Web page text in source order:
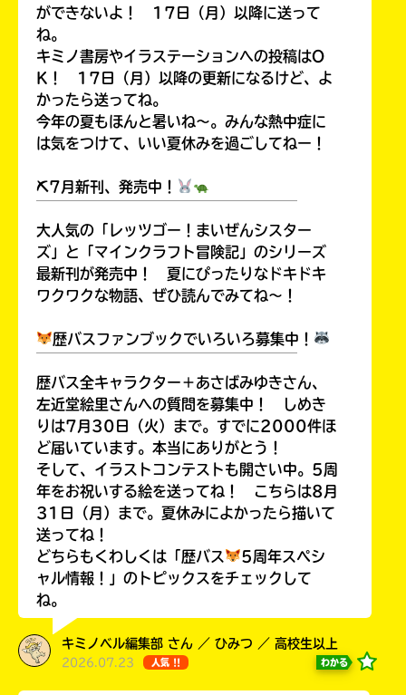
ができないよ！ 17日（月）以降に送って
ね。
キミノ書房やイラステーションへの投稿はO
K！ 17日（月）以降の更新になるけど、よ
かったら送ってね。
今年の夏もほんと暑いね～。みんな熱中症に
は気をつけて、いい夏休みを過ごしてねー！
⛏7月新刊、発売中！
大人気の「レッツゴー！まいぜんシスター
ズ」と「マインクラフト冒険記」のシリーズ
最新刊が発売中！ 夏にぴったりなドキドキ
ワクワクな物語、ぜひ読んでみてね～！
歴バスファンブックでいろいろ募集中！
歴バス全キャラクター＋あさばみゆきさん、
左近堂絵里さんへの質問を募集中！ しめき
りは7月30日（火）まで。すでに2000件ほ
ど届いています。本当にありがとう！
そして、イラストコンテストも開さい中。5周
年をお祝いする絵を送ってね！ こちらは8月
31日（月）まで。夏休みによかったら描いて
送ってね！
どちらもくわしくは「歴バス
5周年スペシ
ャル情報！」のトピックスをチェックして
ね。
キミノベル編集部 さん ／ ひみつ ／ 高校生以上
2026.07.23 人気 !! わかる